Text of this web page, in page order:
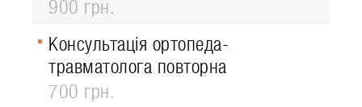
900 грн.
Консультація ортопеда-
травматолога повторна
700 грн.